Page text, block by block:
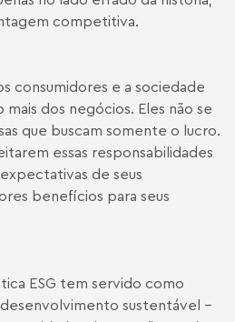
competitiva.
consumidores e a sociedade
dos negócios. Eles não se
que buscam somente o lucro.
essas responsabilidades
de seus
benefícios para seus
ESG tem servido como
sustentável -